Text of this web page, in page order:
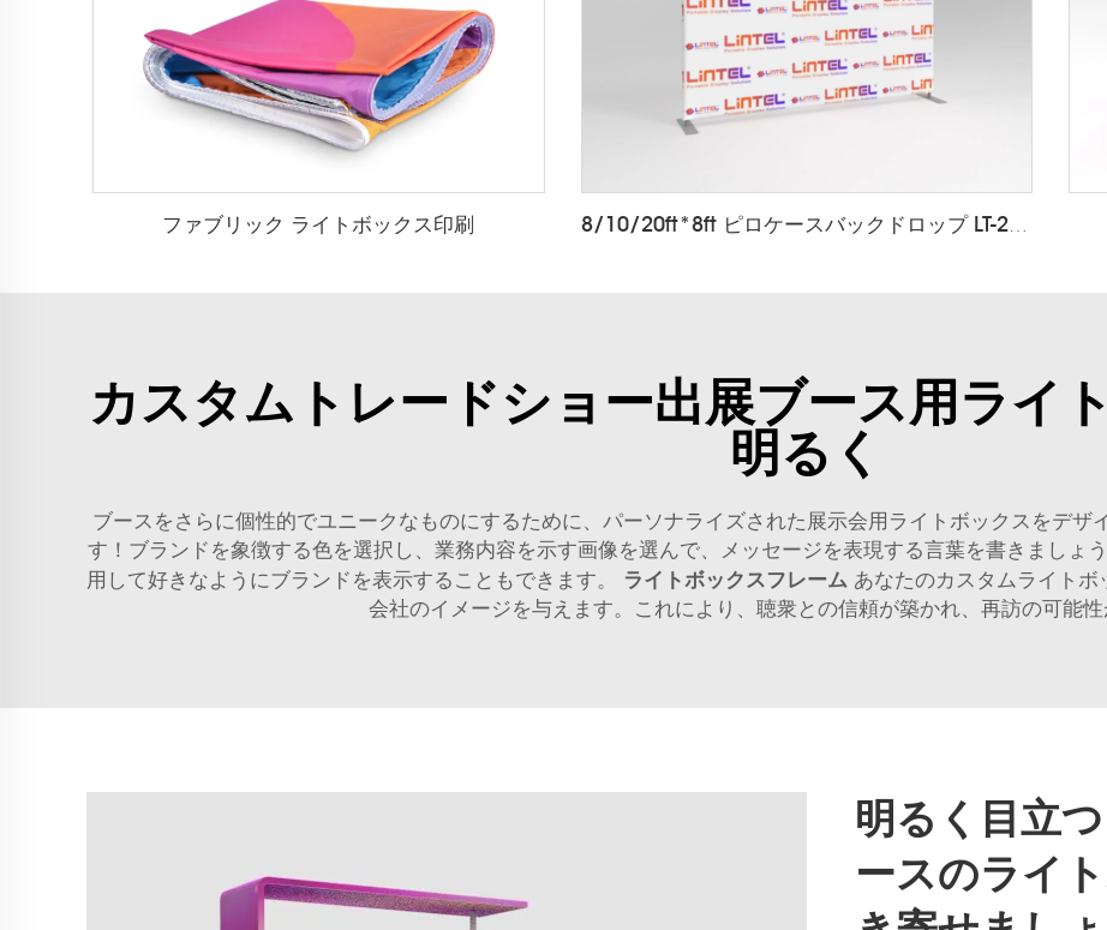
ファブリック ライトボックス印刷 8/10/20ft*8ft ピロケースバックドロップ LT-24Q1
カスタムトレードショー出展ブース用ライ
明るく
ブースをさらに個性的でユニークなものにするために、パーソナライズされた展示会用ライトボックスをデ
す！ブランドを象徴する色を選択し、業務内容を示す画像を選んで、メッセージを表現する言葉を書きましょ
用して好きなようにブランドを表示することもできます。 ライトボックスフレーム あなたのカスタムライト
会社のイメージを与えます。これにより、聴衆との信頼が築かれ、再訪の可能性
明るく目立
ースのライ